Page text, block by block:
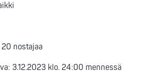
20 nostajaa
3.12.2023 klo. 24:00 mennessä